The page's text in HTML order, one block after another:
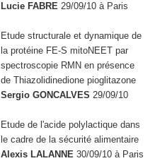
Lucie FABRE 29/09/10 à Paris
Etude structurale et dynamique de
la protéine FE-S mitoNEET par
spectroscopie RMN en présence
de Thiazolidinedione pioglitazone
Sergio GONCALVES 29/09/10
Etude de l'acide polylactique dans
le cadre de la sécurité alimentaire
Alexis LALANNE 30/09/10 à Paris